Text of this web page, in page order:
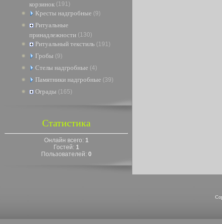
корзинок (191)
Кресты надгробные (9)
Ритуальные
принадлежности (130)
Ритуальный текстиль (191)
Гробы (9)
Стелы надгробные (4)
Памятники надгробные (39)
Ограды (165)
Статистика
Онлайн всего: 1
Гостей: 1
Пользователей: 0